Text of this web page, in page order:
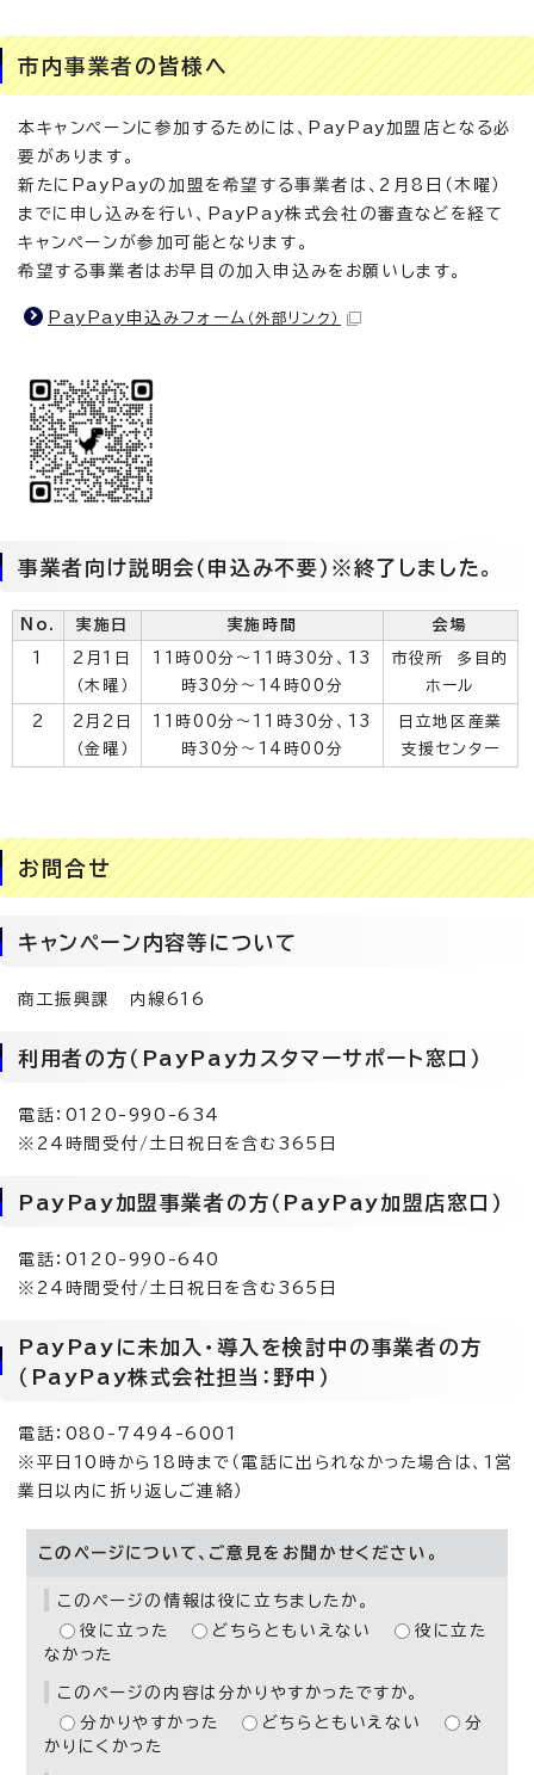
市内事業者の皆様へ
本キャンペーンに参加するためには、PayPay加盟店となる必
要があります。
新たにPayPayの加盟を希望する事業者は、2月8日（木曜）
までに申し込みを行い、PayPay株式会社の審査などを経て
キャンペーンが参加可能となります。
希望する事業者はお早目の加入申込みをお願いします。
PayPay申込みフォーム （外部リンク）
事業者向け説明会（申込み不要）※終了しました。
No. 実施日 実施時間 会場
1
2月1日
（木曜）
11時00分～11時30分、13
時30分～14時00分
市役所 多目的
ホール
2
2月2日
（金曜）
11時00分～11時30分、13
時30分～14時00分
日立地区産業
支援センター
お問合せ
キャンペーン内容等について
商工振興課 内線616
利用者の方（PayPayカスタマーサポート窓口）
電話：0120-990-634
※24時間受付/土日祝日を含む365日
PayPay加盟事業者の方（PayPay加盟店窓口）
電話：0120-990-640
※24時間受付/土日祝日を含む365日
PayPayに未加入・導入を検討中の事業者の方
（PayPay株式会社担当：野中）
電話：080-7494-6001
※平日10時から18時まで（電話に出られなかった場合は、1営
業日以内に折り返しご連絡）
このページについて、ご意見をお聞かせください。
このページの情報は役に立ちましたか。
役に立った
どちらともいえない
役に立た
なかった
このページの内容は分かりやすかったですか。
分かりやすかった
どちらともいえない
分
かりにくかった